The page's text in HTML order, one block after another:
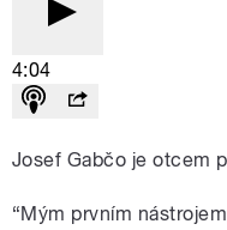
4:04
Josef Gabčo je otcem
“Mým prvním